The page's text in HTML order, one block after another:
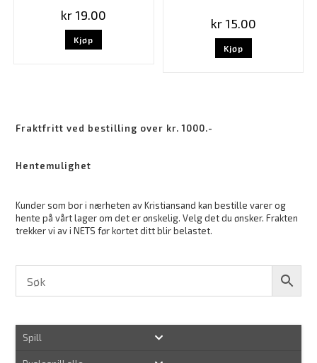
kr 19.00
Kjøp
kr15.00
Kjøp
Fraktfritt ved bestilling over kr. 1000.-
Hentemulighet
Kunder som bor i nærheten av Kristiansand kan bestille varer og
hente på vårt lager om det er ønskelig. Velg det du ønsker. Frakten
trekker vi av i NETS før kortet ditt blir belastet.
Spill